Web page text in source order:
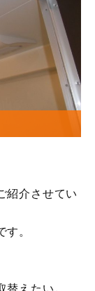
紹介させてい
。
えたい。